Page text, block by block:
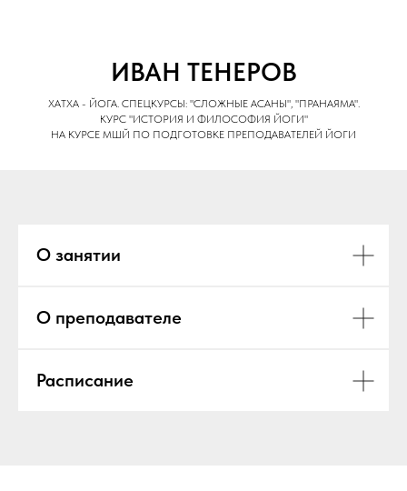
ИВАН ТЕНЕРОВ
ХАТХА - ЙОГА. СПЕЦКУРСЫ: "СЛОЖНЫЕ АСАНЫ", "ПРАНАЯМА".
КУРС "ИСТОРИЯ И ФИЛОСОФИЯ ЙОГИ"
НА КУРСЕ МШЙ ПО ПОДГОТОВКЕ ПРЕПОДАВАТЕЛЕЙ ЙОГИ
О занятии
О преподавателе
Расписание